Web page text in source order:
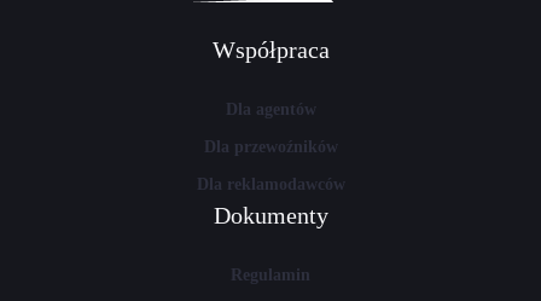
Współpraca
Dla agentów
Dla przewoźników
Dla reklamodawców
Dokumenty
Regulamin